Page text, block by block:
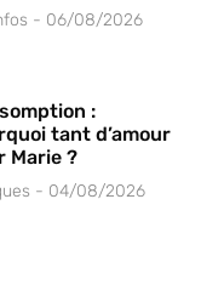
06/08/2026
:
tant d’amour
Marie ?
04/08/2026